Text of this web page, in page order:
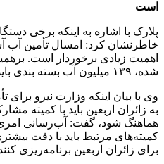
است
پلارک با اشاره به اینکه برخی
خاطرنشان کرد: امسال تأمین آب
اهمیت زیادی برخوردار است.
شده، ۱۳۹ میلیون آب بسته بندی باید آماده و بین زوار توزیع شود.
وی با بیان اینکه وزارت نیرو
به زائران اربعین باید با کمیته
هماهنگ شود، گفت: آب‌رسانی
کمیته‌های مرتبط باید با دقت
برای زائران اربعین برنامه‌ریزی